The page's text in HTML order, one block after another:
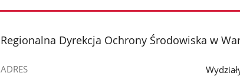
stopka
Regionalna Dyrekcja Ochrony Środowiska w
ADRES